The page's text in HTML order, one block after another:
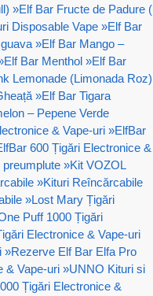
»Elf Bar Fructe de Padure (
Disposable Vape »Elf Bar
»Elf Bar Mango –
Elf Bar Menthol »Elf Bar
Lemonade (Limonada Roz)
»Elf Bar Tigara
– Pepene Verde
& Vape-uri »ElfBar
600 Țigări Electronice &
»Kit VOZOL
»Kituri Reîncărcabile
»Lost Mary Țigări
Puff 1000 Țigări
Electronice & Vape-uri
»Rezerve Elf Bar Elfa Pro
& Vape-uri »UNNO Kituri si
Țigări Electronice &